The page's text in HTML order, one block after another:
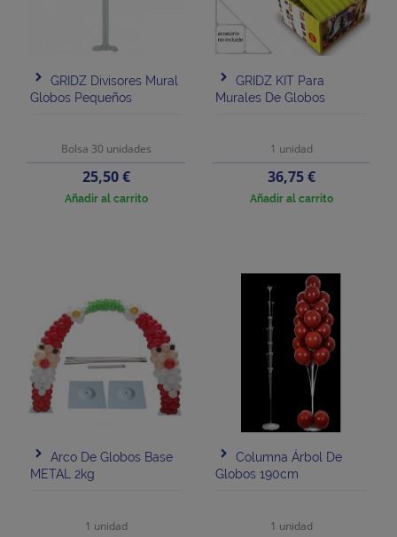
GRIDZ Divisores Mural
Globos Pequeños
Bolsa 30 unidades
Precio
25,50 €
Añadir al carrito
GRIDZ KIT Para
Murales De Globos
1 unidad
Precio
36,75 €
Añadir al carrito
Arco De Globos Base
METAL 2kg
1 unidad
Columna Árbol De
Globos 190cm
1 unidad